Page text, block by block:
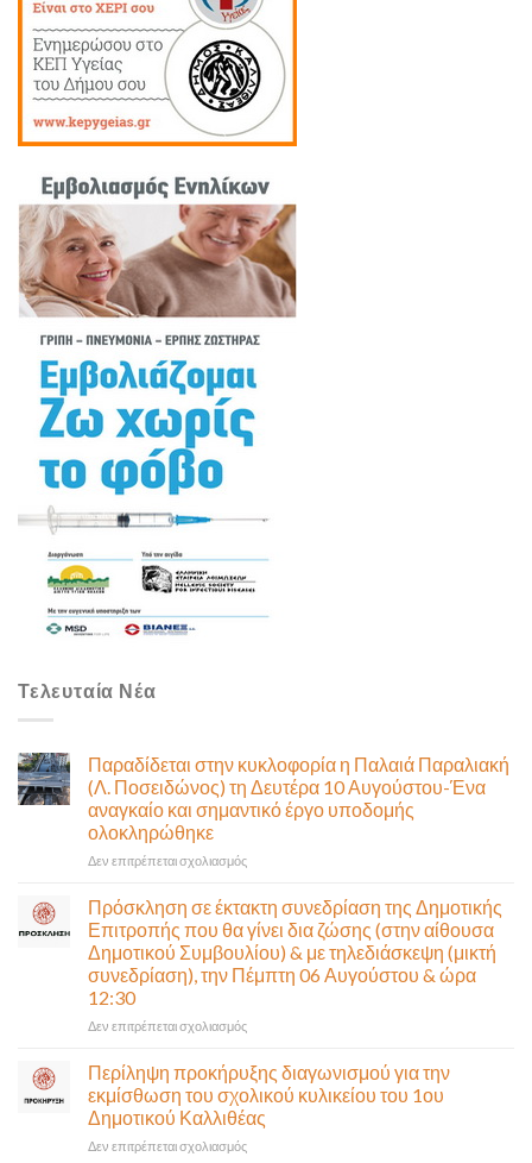
Τελευταία Νέα
Παραδίδεται στην κυκλοφορία η Παλαιά Παραλιακή
(Λ. Ποσειδώνος) τη Δευτέρα 10 Αυγούστου-Ένα
αναγκαίο και σημαντικό έργο υποδομής
ολοκληρώθηκε
Δεν επιτρέπεται σχολιασμόςστο
κυκλοφορία
η
Παλαιά
Παραλιακή
10
Αυγούστου-
Ένα
αναγκαίο
Πρόσκληση σε έκτακτη συνεδρίαση της Δημοτικής
Επιτροπής που θα γίνει δια ζώσης (στην αίθουσα
Δημοτικού Συμβουλίου) & με τηλεδιάσκεψη (μικτή
συνεδρίαση), την Πέμπτη 06 Αυγούστου & ώρα
12:30
Δεν επιτρέπεται σχολιασμόςστο
σε
έκτακτη
συνεδρίαση
της
Δημοτικής
Περίληψη προκήρυξης διαγωνισμού για την
εκμίσθωση του σχολικού κυλικείου του 1ου
Δημοτικού Καλλιθέας
Δεν επιτρέπεται σχολιασμόςστο